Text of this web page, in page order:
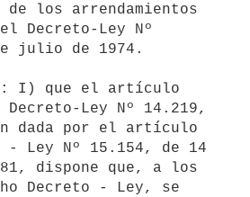
los arrendamientos
Decreto-Ley Nº
julio de 1974.
Ley Nº 14.219,
dada por el artículo
- Ley Nº 15.154, de 14
dispone que, a los
Decreto - Ley, se